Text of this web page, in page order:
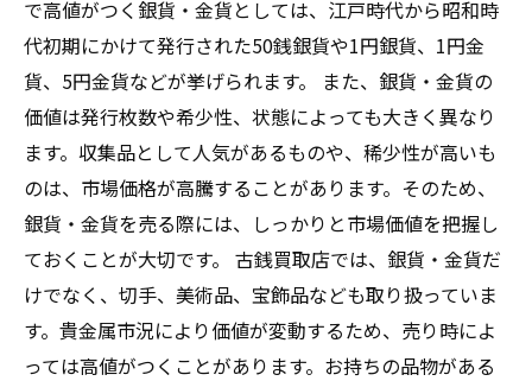
で高値がつく銀貨・金貨としては、江戸時代から昭和時
代初期にかけて発行された50銭銀貨や1円銀貨、1円金
貨、5円金貨などが挙げられます。 また、銀貨・金貨の
価値は発行枚数や希少性、状態によっても大きく異なり
ます。収集品として人気があるものや、稀少性が高いも
のは、市場価格が高騰することがあります。そのため、
銀貨・金貨を売る際には、しっかりと市場価値を把握し
ておくことが大切です。 古銭買取店では、銀貨・金貨だ
けでなく、切手、美術品、宝飾品なども取り扱っていま
す。貴金属市況により価値が変動するため、売り時によ
っては高値がつくことがあります。お持ちの品物がある